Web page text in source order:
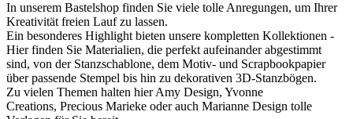
In unserem Bastelshop finden Sie viele tolle Anregungen, um Ihrer
Kreativität freien Lauf zu lassen.
Ein besonderes Highlight bieten unsere kompletten Kollektionen -
Hier finden Sie Materialien, die perfekt aufeinander abgestimmt
sind, von der Stanzschablone, dem Motiv- und Scrapbookpapier
über passende Stempel bis hin zu dekorativen 3D-Stanzbögen.
Zu vielen Themen halten hier Amy Design, Yvonne
Creations, Precious Marieke oder auch Marianne Design tolle